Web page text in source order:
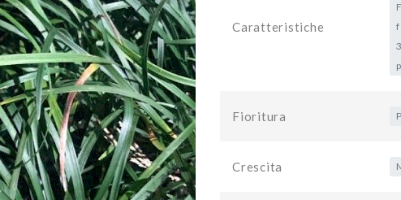
Caratteristiche
Fioritura
Crescita